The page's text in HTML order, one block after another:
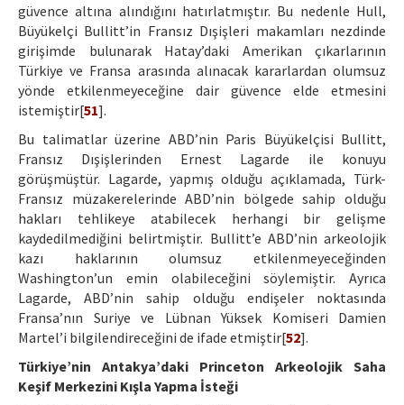
güvence altına alındığını hatırlatmıştır. Bu nedenle Hull,
Büyükelçi Bullitt’in Fransız Dışişleri makamları nezdinde
girişimde bulunarak Hatay’daki Amerikan çıkarlarının
Türkiye ve Fransa arasında alınacak kararlardan olumsuz
yönde etkilenmeyeceğine dair güvence elde etmesini
istemiştir[51].
Bu talimatlar üzerine ABD’nin Paris Büyükelçisi Bullitt,
Fransız Dışişlerinden Ernest Lagarde ile konuyu
görüşmüştür. Lagarde, yapmış olduğu açıklamada, Türk-
Fransız müzakerelerinde ABD’nin bölgede sahip olduğu
hakları tehlikeye atabilecek herhangi bir gelişme
kaydedilmediğini belirtmiştir. Bullitt’e ABD’nin arkeolojik
kazı haklarının olumsuz etkilenmeyeceğinden
Washington’un emin olabileceğini söylemiştir. Ayrıca
Lagarde, ABD’nin sahip olduğu endişeler noktasında
Fransa’nın Suriye ve Lübnan Yüksek Komiseri Damien
Martel’i bilgilendireceğini de ifade etmiştir[52].
Türkiye’nin Antakya’daki Princeton Arkeolojik Saha
Keşif Merkezini Kışla Yapma İsteği